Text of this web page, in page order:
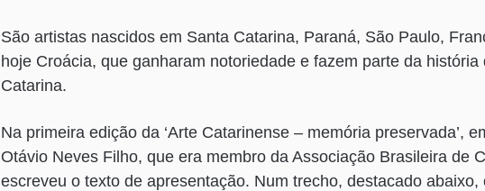
São artistas nascidos em Santa Catarina, Paraná, São Paulo,
hoje Croácia, que ganharam notoriedade e fazem parte da história
Catarina.
Na primeira edição da ‘Arte Catarinense – memória preservada’,
Otávio Neves Filho, que era membro da Associação Brasileira de
escreveu o texto de apresentação. Num trecho, destacado